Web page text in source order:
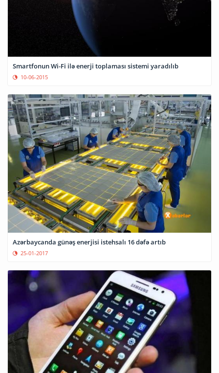
Smartfonun Wi-Fi ilə enerji toplaması sistemi yaradılıb
10-06-2015
Azərbaycanda günəş enerjisi istehsalı 16 dəfə artıb
25-01-2017